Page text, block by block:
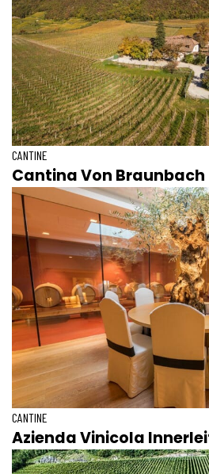
CANTINE
Cantina Von Braunbach
CANTINE
Azienda Vinicola